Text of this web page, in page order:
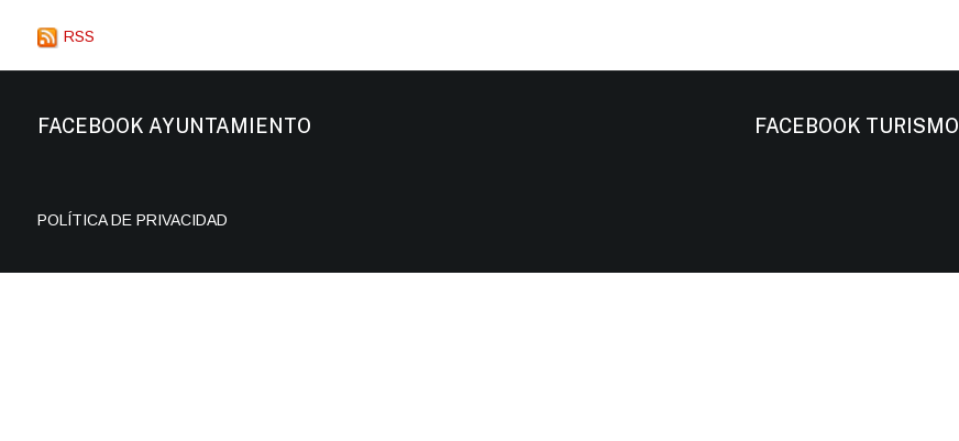
RSS
FACEBOOK AYUNTAMIENTO
POLÍTICA DE PRIVACIDAD
FACEBOOK TURISMO